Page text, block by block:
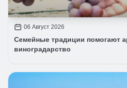
06 Август 2026
Семейные традиции помогают
виноградарство